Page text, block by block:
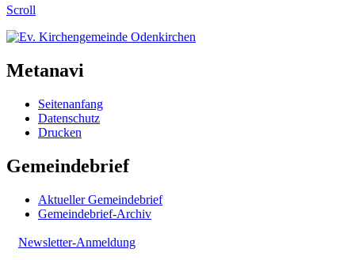
Scroll
Metanavi
Seitenanfang
Datenschutz
Drucken
Gemeindebrief
Aktueller Gemeindebrief
Gemeindebrief-Archiv
Newsletter-Anmeldung